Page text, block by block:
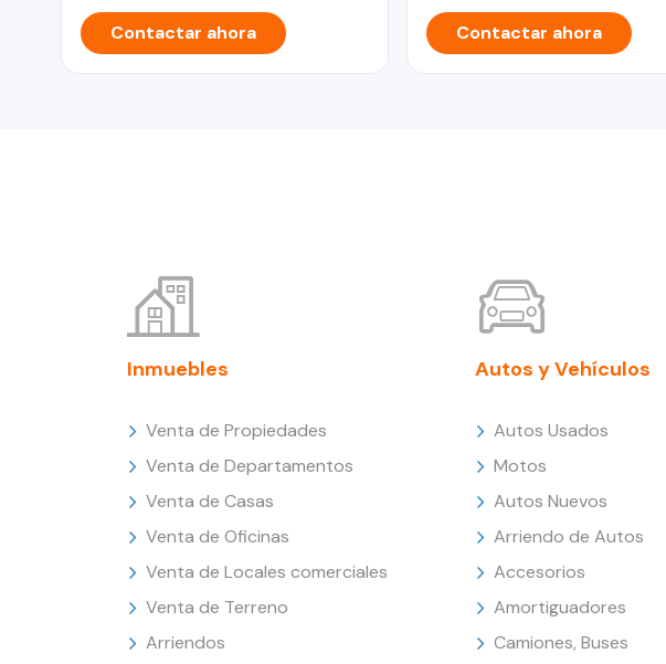
Contactar ahora Contactar ahora
Inmuebles
Venta de Propiedades
Venta de Departamentos
Venta de Casas
Venta de Oficinas
Venta de Locales comerciales
Venta de Terreno
Arriendos
Autos y Vehículos
Autos Usados
Motos
Autos Nuevos
Arriendo de Autos
Accesorios
Amortiguadores
Camiones, Buses